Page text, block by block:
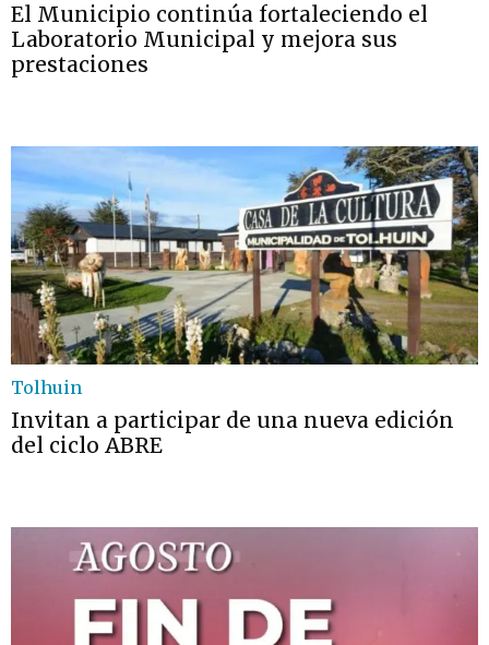
El Municipio continúa fortaleciendo el
Laboratorio Municipal y mejora sus
prestaciones
Tolhuin
Invitan a participar de una nueva edición
del ciclo ABRE